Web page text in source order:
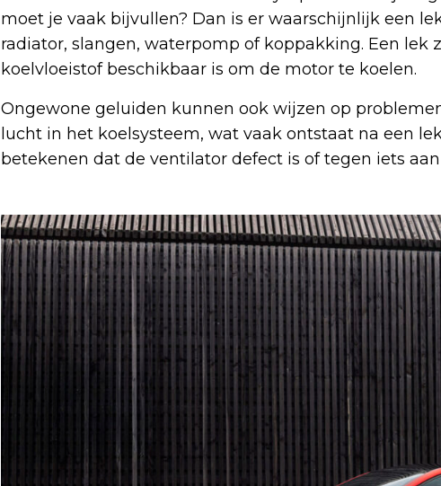
moet je vaak bijvullen? Dan is er waarschijnlijk een
radiator, slangen, waterpomp of koppakking. Een lek
koelvloeistof beschikbaar is om de motor te koelen.
Ongewone geluiden kunnen ook wijzen op
lucht in het koelsysteem, wat vaak ontstaat na een
betekenen dat de ventilator defect is of tegen iets